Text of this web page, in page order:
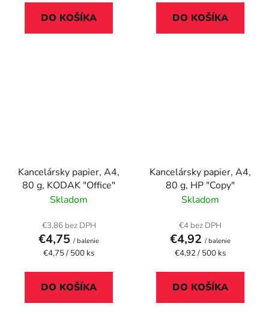
DO KOŠÍKA DO KOŠÍKA
Kancelársky papier, A4,
80 g, KODAK "Office"
Skladom
€3,86 bez DPH
€4,75 / balenie
Jednotková
€4,75 / 500 ks
DO KOŠÍKA
Kancelársky papier, A4,
80 g, HP "Copy"
Skladom
€4 bez DPH
€4,92 / balenie
Jednotková
€4,92 / 500 ks
DO KOŠÍKA